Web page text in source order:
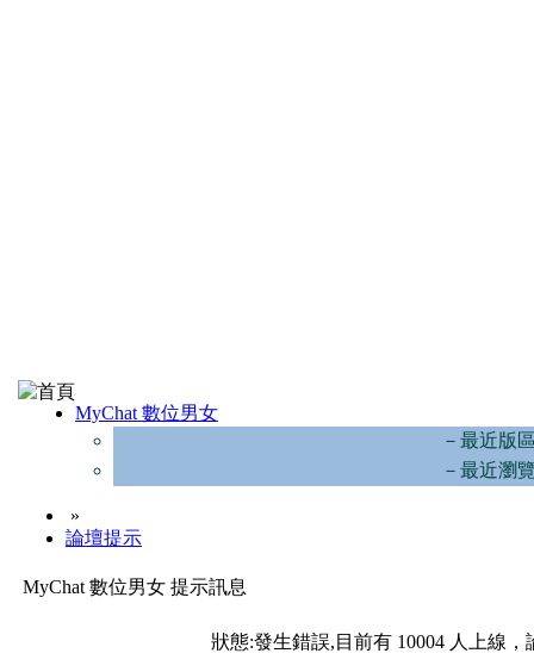
MyChat 數位男女
－最近版
－最近瀏
»
論壇提示
MyChat 數位男女 提示訊息
狀態:發生錯誤,目前有 10004 人上線